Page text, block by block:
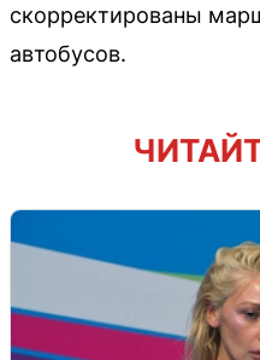
скорректированы
автобусов.